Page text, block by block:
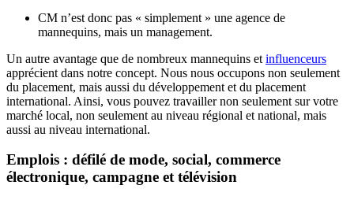
CM n’est donc pas « simplement » une agence de
mannequins, mais un management.
Un autre avantage que de nombreux mannequins et influenceurs
apprécient dans notre concept. Nous nous occupons non seulement
du placement, mais aussi du développement et du placement
international. Ainsi, vous pouvez travailler non seulement sur votre
marché local, non seulement au niveau régional et national, mais
aussi au niveau international.
Emplois : défilé de mode, social, commerce
électronique, campagne et télévision